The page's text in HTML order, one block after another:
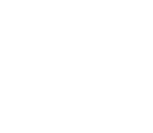
认文字删除，然后输入你想制
文。完成文字输入之后，设置
式以及语速。
、男生、女生、童声、老妇、
因此选择“机器人”。
种样式：单调、自然、随机以